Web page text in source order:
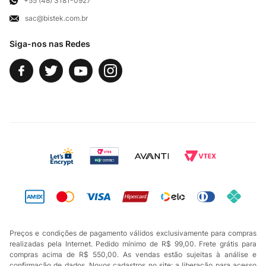
Siga-nos nas Redes
Fale Conosco
sac@bistek.com.br
Preços e condições de pagamento válidos exclusivamente para compras
realizadas pela Internet. Pedido mínimo de R$ 99,00. Frete grátis para
compras acima de R$ 550,00. As vendas estão sujeitas à análise e